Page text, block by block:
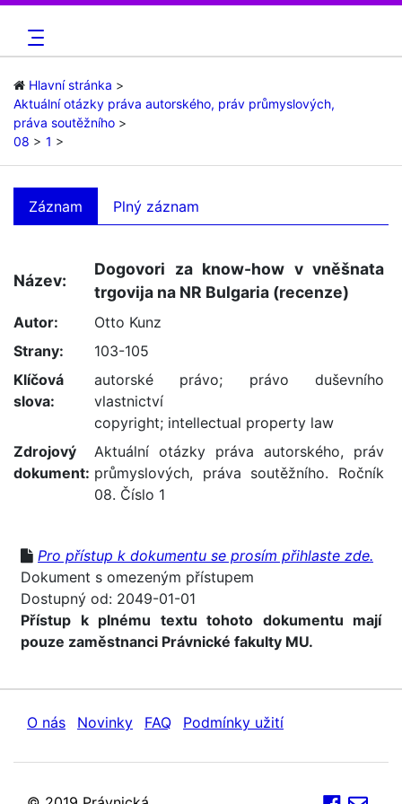
Hlavní stránka
Aktuální otázky práva autorského, práv průmyslových,
práva soutěžního
08
1
Záznam Plný záznam
Název:
Dogovori za know-how v vněšnata
trgovija na NR Bulgaria (recenze)
Autor:
Otto Kunz
Strany:
103-105
Klíčová
slova:
autorské právo; právo duševního
vlastnictví
copyright; intellectual property law
Zdrojový
dokument:
Aktuální otázky práva autorského, práv
průmyslových, práva soutěžního. Ročník
08. Číslo 1
Pro přístup k dokumentu se prosím přihlaste zde.
Dokument s omezeným přístupem
Dostupný od: 2049-01-01
Přístup k plnému textu tohoto dokumentu mají
pouze zaměstnanci Právnické fakulty MU.
O nás Novinky FAQ Podmínky užití